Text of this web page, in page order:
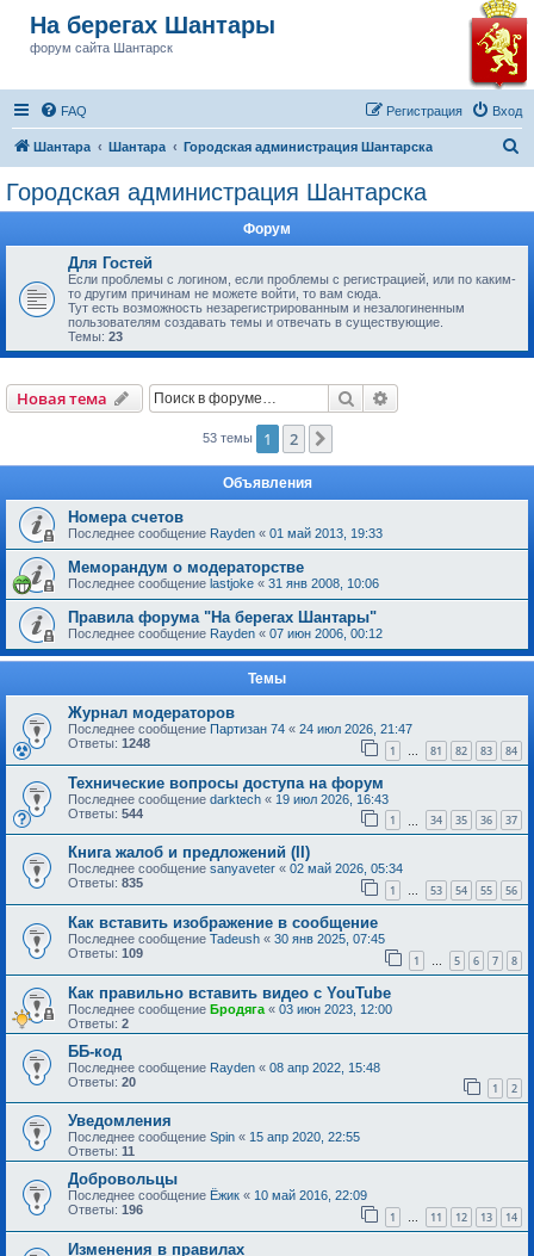
На берегах Шантары
форум сайта Шантарск
FAQ Вход
Регистрация
Шантара Шантара Городская администрация Шантарска
Городская администрация Шантарска
Форум
Для Гостей
Если проблемы с логином, если проблемы с регистрацией, или по каким-
то другим причинам не можете войти, то вам сюда.
Тут есть возможность незарегистрированным и незалогиненным
пользователям создавать темы и отвечать в существующие.
Темы: 23
Новая тема Поиск
53 темы 1 2
Объявления
Номера счетов
Последнее сообщение Rayden « 01 май 2013, 19:33
Меморандум о модераторстве
Последнее сообщение lastjoke « 31 янв 2008, 10:06
Правила форума "На берегах Шантары"
Последнее сообщение Rayden « 07 июн 2006, 00:12
Темы
Журнал модераторов
Последнее сообщение Партизан 74 « 24 июл 2026, 21:47
Ответы: 1248 1 … 81 82 83 84
Технические вопросы доступа на форум
Последнее сообщение darktech « 19 июл 2026, 16:43
Ответы: 544 1 34 35 36 37
Книга жалоб и предложений (II)
Последнее сообщение sanyaveter « 02 май 2026, 05:34
Ответы: 835 1 … 53 54 55 56
Как вставить изображение в сообщение
Последнее сообщение Tadeush « 30 янв 2025, 07:45
Ответы: 109 1 … 5 6 7 8
Как правильно вставить видео с YouTube
Последнее сообщение Бродяга « 03 июн 2023, 12:00
Ответы: 2
ББ-код
Последнее сообщение Rayden « 08 апр 2022, 15:48
Ответы: 20 1 2
Уведомления
Последнее сообщение Spin « 15 апр 2020, 22:55
Ответы: 11
Добровольцы
Последнее сообщение Ёжик « 10 май 2016, 22:09
Ответы: 196 1 … 11 12 13 14
Изменения в правилах